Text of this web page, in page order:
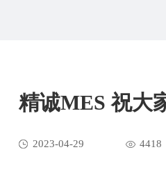
精诚MES 祝大
2023-04-29 4418